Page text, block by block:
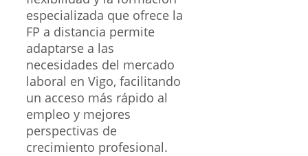
especializada que ofrece la
FP a distancia permite
adaptarse a las
necesidades del mercado
laboral en Vigo, facilitando
un acceso más rápido al
empleo y mejores
perspectivas de
crecimiento profesional.